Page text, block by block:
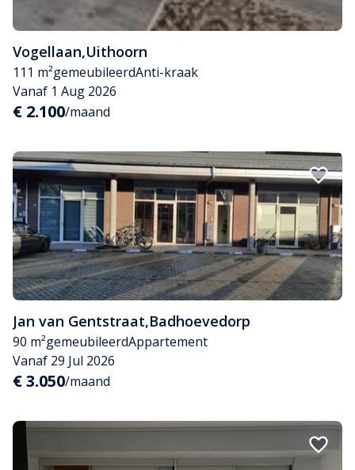
Vogellaan,Uithoorn
111 m²gemeubileerdAnti-kraak
Vanaf 1 Aug 2026
€ 2.100/maand
Jan van Gentstraat,Badhoevedorp
90 m²gemeubileerdAppartement
Vanaf 29 Jul 2026
€ 3.050/maand